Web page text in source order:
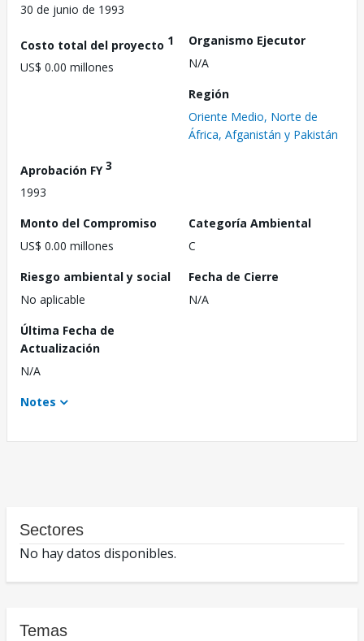
30 de junio de 1993
Costo total del proyecto 1
US$ 0.00 millones
Organismo Ejecutor
N/A
Región
Oriente Medio, Norte de
África, Afganistán y Pakistán
Aprobación FY3
1993
Monto del Compromiso
US$ 0.00 millones
Categoría Ambiental
C
Riesgo ambiental y social
No aplicable
Fecha de Cierre
N/A
Última Fecha de
Actualización
N/A
Notes
Sectores
No hay datos disponibles.
Temas